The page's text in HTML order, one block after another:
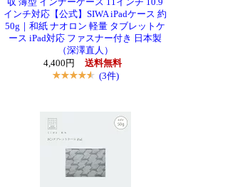
収 薄型 インナーケース 11インチ 10.9
インチ対応【公式】SIWA iPadケース 約
50g｜和紙 ナオロン 軽量 タブレットケ
ース iPad対応 ファスナー付き 日本製
（深澤直人）
4,400円
送料無料
(3件)